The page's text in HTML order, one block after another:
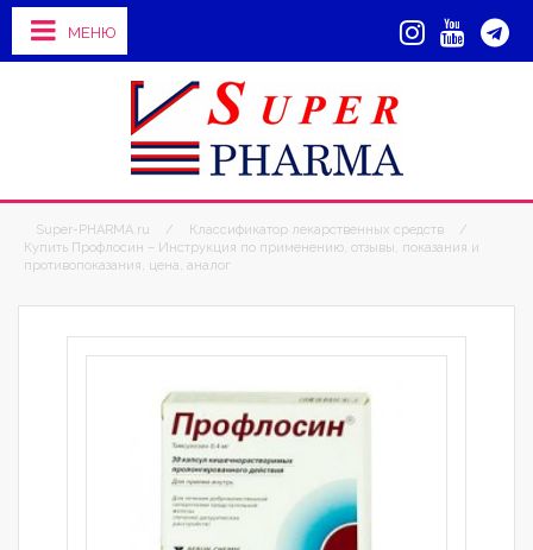
МЕНЮ
Super-PHARMA.ru / Классификатор лекарственных средств
/
Купить Профлосин – Инструкция по применению, отзывы, показания и
противопоказания, цена, аналог